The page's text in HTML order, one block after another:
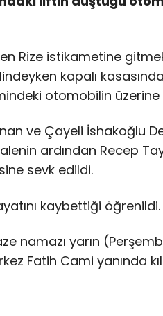
Rize istikametine
kapalı
otomobilin üzerine
ve Çayeli İshakoğlu
ardından Recep
sevk edildi.
kaybettiği öğrenildi.
namazı yarın
Fatih Cami yanında